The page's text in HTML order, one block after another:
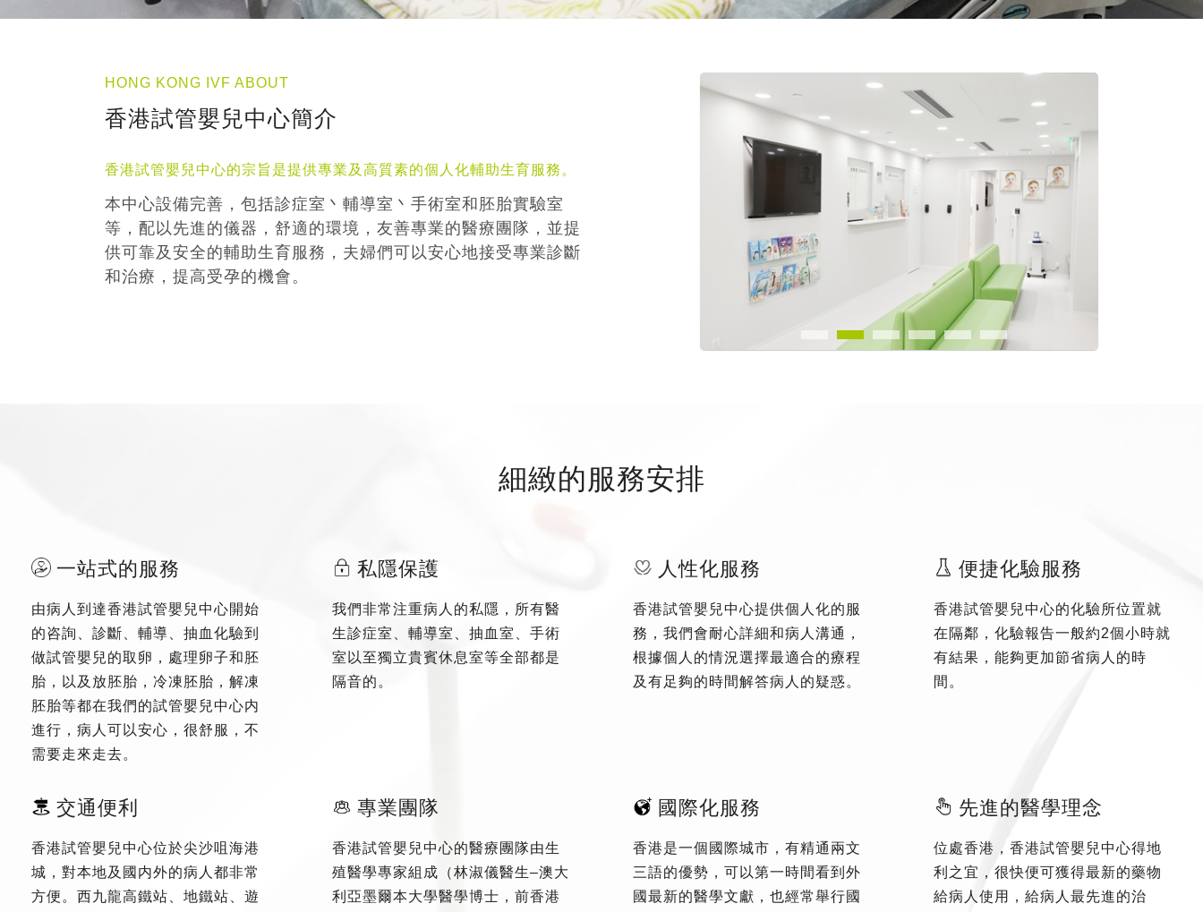
HONG KONG IVF ABOUT
香港試管嬰兒中心簡介
香港試管嬰兒中心的宗旨是提供專業及高質素的個人化輔助生育服務。
本中心設備完善，包括診症室丶輔導室丶手術室和胚胎實驗室
等，配以先進的儀器，舒適的環境，友善專業的醫療團隊，並提
供可靠及安全的輔助生育服務，夫婦們可以安心地接受專業診斷
和治療，提高受孕的機會。
細緻的服務安排
一站式的服務
由病人到達香港試管嬰兒中心開始
的咨詢、診斷、輔導、抽血化驗到
做試管嬰兒的取卵，處理卵子和胚
胎，以及放胚胎，冷凍胚胎，解凍
胚胎等都在我們的試管嬰兒中心内
進行，病人可以安心，很舒服，不
需要走來走去。
私隱保護
我們非常注重病人的私隱，所有醫
生診症室、輔導室、抽血室、手術
室以至獨立貴賓休息室等全部都是
隔音的。
人性化服務
香港試管嬰兒中心提供個人化的服
務，我們會耐心詳細和病人溝通，
根據個人的情況選擇最適合的療程
及有足夠的時間解答病人的疑惑。
便捷化驗服務
香港試管嬰兒中心的化驗所位置就
在隔鄰，化驗報告一般約2個小時就
有結果，能夠更加節省病人的時
間。
交通便利
香港試管嬰兒中心位於尖沙咀海港
城，對本地及國内外的病人都非常
方便。西九龍高鐵站、地鐵站、遊
專業團隊
香港試管嬰兒中心的醫療團隊由生
殖醫學專家組成（林淑儀醫生–澳大
利亞墨爾本大學醫學博士，前香港
國際化服務
香港是一個國際城市，有精通兩文
三語的優勢，可以第一時間看到外
國最新的醫學文獻，也經常舉行國
先進的醫學理念
位處香港，香港試管嬰兒中心得地
利之宜，很快便可獲得最新的藥物
給病人使用，給病人最先進的治